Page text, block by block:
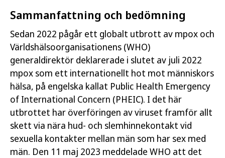
Sammanfattning och bedömning
Sedan 2022 pågår ett globalt utbrott av mpox och
Världshälsoorganisationens (WHO)
generaldirektör deklarerade i slutet av juli 2022
mpox som ett internationellt hot mot människors
hälsa, på engelska kallat Public Health Emergency
of International Concern (PHEIC). I det här
utbrottet har överföringen av viruset framför allt
skett via nära hud- och slemhinnekontakt vid
sexuella kontakter mellan män som har sex med
män. Den 11 maj 2023 meddelade WHO att det